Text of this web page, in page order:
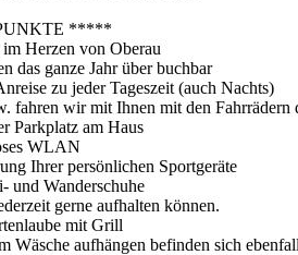
*****
Herzen von Oberau
das ganze Jahr über buchbar
zu jeder Tageszeit (auch Nachts)
fahren wir mit Ihnen mit den Fahrrädern
Parkplatz am Haus
WLAN
Ihrer persönlichen Sportgeräte
und Wanderschuhe
gerne aufhalten können.
mit Grill
aufhängen befinden sich